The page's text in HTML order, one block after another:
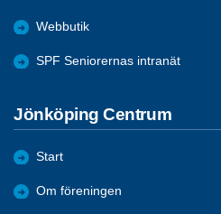
Webbutik
SPF Seniorernas intranät
Jönköping Centrum
Start
Om föreningen